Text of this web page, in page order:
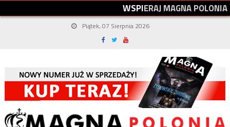
WSPIERAJMAGNAPOLONIA
Piątek, 07 Sierpnia 2026